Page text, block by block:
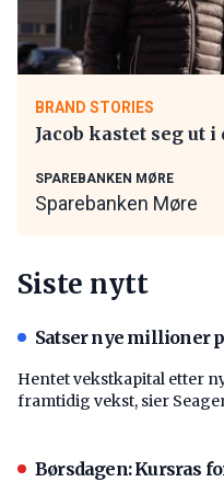
BRAND STORIES
Jacob kastet seg ut
SPAREBANKEN MØRE
Sparebanken Møre
Siste nytt
Satser nye millioner
Hentet vekstkapital etter
framtidig vekst, sier
Børsdagen: Kursras